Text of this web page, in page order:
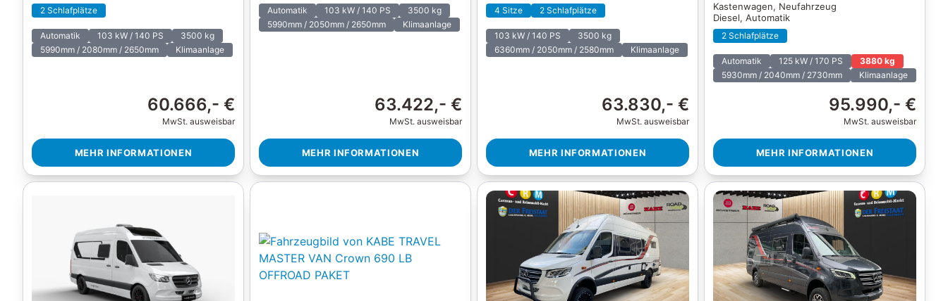
2 Schlafplätze
Automatik 103 kW / 140 PS
3500 kg
5990mm / 2080mm / 2650mm
Klimaanlage
60.666,- €
MwSt. ausweisbar
MEHR INFORMATIONEN
Automatik 103 kW / 140 PS
3500 kg
5990mm / 2050mm / 2650mm
Klimaanlage
63.422,- €
MwSt. ausweisbar
MEHR INFORMATIONEN
4 Sitze 2 Schlafplätze
103 kW / 140 PS
3500 kg
6360mm / 2050mm / 2580mm
Klimaanlage
63.830,- €
MwSt. ausweisbar
MEHR INFORMATIONEN
Kastenwagen, Neufahrzeug
Diesel, Automatik
2 Schlafplätze
Automatik 125 kW / 170 PS
3880 kg
5930mm / 2040mm / 2730mm
Klimaanlage
95.990,- €
MwSt. ausweisbar
MEHR INFORMATIONEN